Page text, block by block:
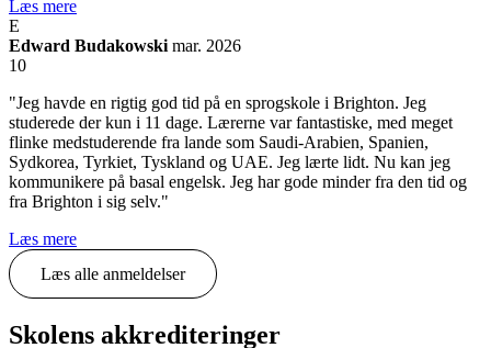
Læs mere
E
Edward Budakowski mar. 2026
10
"Jeg havde en rigtig god tid på en sprogskole i Brighton. Jeg
studerede der kun i 11 dage. Lærerne var fantastiske, med meget
flinke medstuderende fra lande som Saudi-Arabien, Spanien,
Sydkorea, Tyrkiet, Tyskland og UAE. Jeg lærte lidt. Nu kan jeg
kommunikere på basal engelsk. Jeg har gode minder fra den tid og
fra Brighton i sig selv."
Læs mere
Læs alle anmeldelser
Skolens akkrediteringer